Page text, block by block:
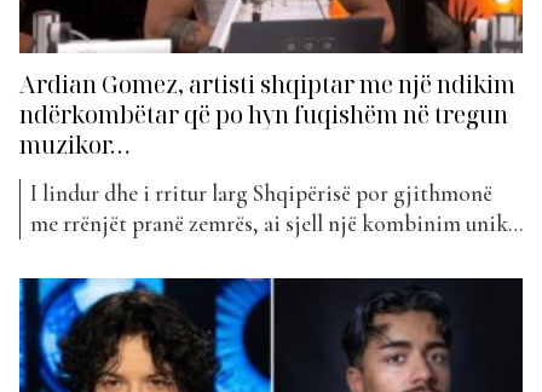
Ardian Gomez, artisti shqiptar me një ndikim
ndërkombëtar që po hyn fuqishëm në tregun
muzikor…
I lindur dhe i rritur larg Shqipërisë por gjithmonë
me rrënjët pranë zemrës, ai sjell një kombinim unik
ndërkombëtarë duke bashkuar shqipen dhe
anglishten në një stil që lëviz midis RnB, popit dhe
ritmeve afro. Bëhet fjalë për artistin Ardian Gomez, i
cili së...